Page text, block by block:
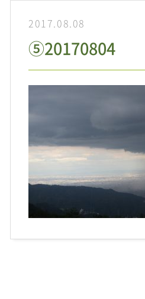
2017.08.08
⑤20170804